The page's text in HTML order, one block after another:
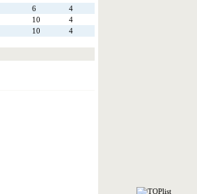
6
4
10
4
10 4